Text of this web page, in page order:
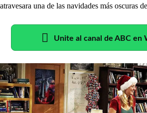
atravesara una de las navidades más oscuras
Unite al canal de ABC en